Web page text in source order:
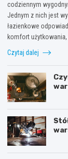
codziennym
Jednym z nich jest
łazienkowe
komfort
Czytaj dalej